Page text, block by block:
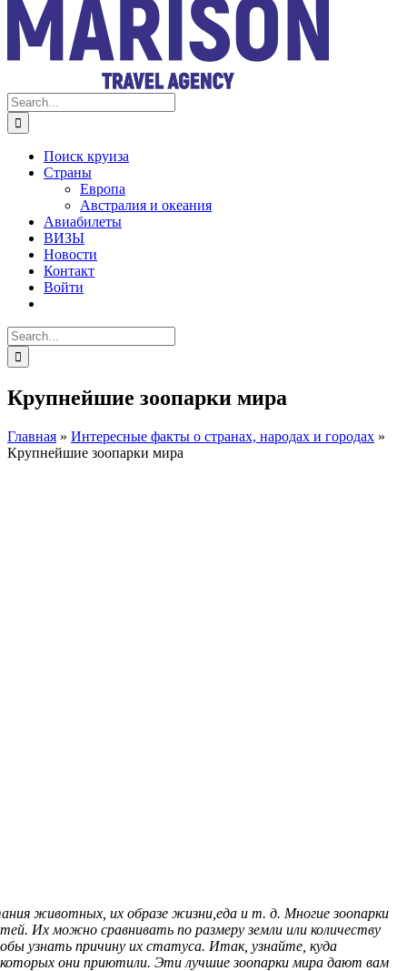
Search
for:
Поиск круиза
Страны
Европа
Австралия и океания
Авиабилеты
ВИЗЫ
Новости
Контакт
Войти
Search
for:
Крупнейшие зоопарки мира
Главная » Интересные факты о странах, народах и городах »
Крупнейшие зоопарки мира
животных, их образе жизни, еда и т. д. Многие зоопарки
Их можно сравнивать по размеру земли или количеству
узнать причину их статуса. Итак, узнайте, куда
которых они приютили. Эти лучшие зоопарки мира дают вам